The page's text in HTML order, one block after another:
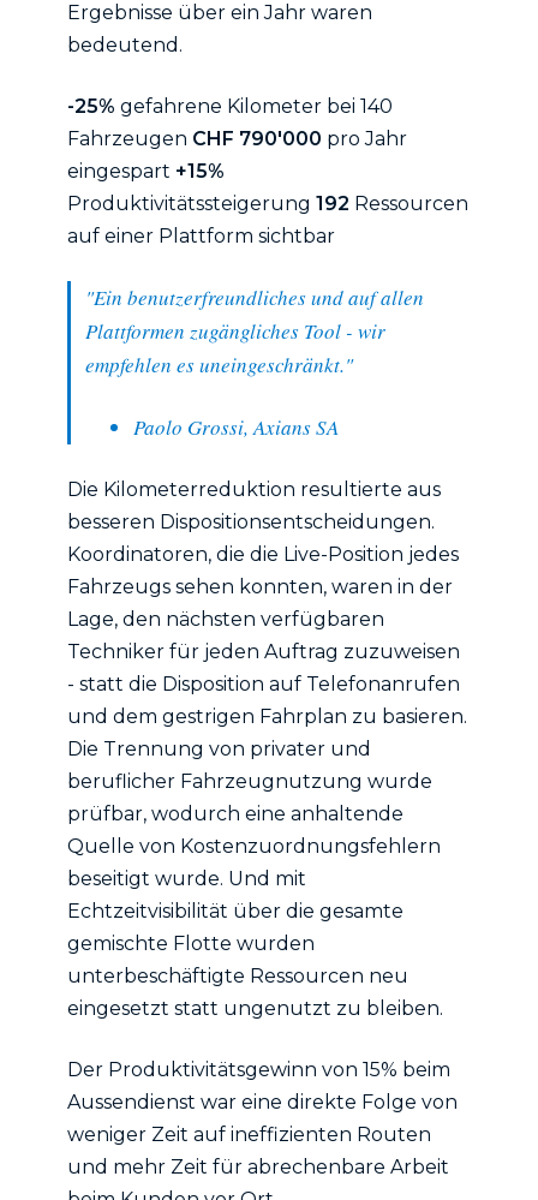
Ergebnisse über ein Jahr waren
bedeutend.
-25% gefahrene Kilometer bei 140
Fahrzeugen CHF 790'000 pro Jahr
eingespart +15%
Produktivitätssteigerung 192 Ressourcen
auf einer Plattform sichtbar
"Ein benutzerfreundliches und auf allen
Plattformen zugängliches Tool - wir
empfehlen es uneingeschränkt."
Paolo Grossi, Axians SA
Die Kilometerreduktion resultierte aus
besseren Dispositionsentscheidungen.
Koordinatoren, die die Live-Position jedes
Fahrzeugs sehen konnten, waren in der
Lage, den nächsten verfügbaren
Techniker für jeden Auftrag zuzuweisen
- statt die Disposition auf Telefonanrufen
und dem gestrigen Fahrplan zu basieren.
Die Trennung von privater und
beruflicher Fahrzeugnutzung wurde
prüfbar, wodurch eine anhaltende
Quelle von Kostenzuordnungsfehlern
beseitigt wurde. Und mit
Echtzeitvisibilität über die gesamte
gemischte Flotte wurden
unterbeschäftigte Ressourcen neu
eingesetzt statt ungenutzt zu bleiben.
Der Produktivitätsgewinn von 15% beim
Aussendienst war eine direkte Folge von
weniger Zeit auf ineffizienten Routen
und mehr Zeit für abrechenbare Arbeit